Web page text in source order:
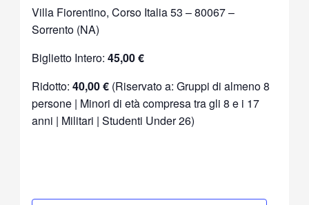
Villa Fiorentino, Corso Italia 53 – 80067 –
Sorrento (NA)
Biglietto Intero:45,00 €
Ridotto:40,00 € (Riservato a: Gruppi di almeno 8
persone | Minori di età compresa tra gli 8 e i 17
anni | Militari | Studenti Under 26)